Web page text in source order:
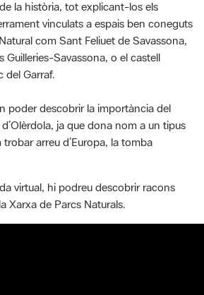
la història, tot explicant-los els
vinculats a espais ben coneguts
com Sant Feliuet de Savassona,
Guilleries-Savassona, o el castell
del Garraf.
poder descobrir la importància del
ja que dona nom a un tipus
arreu d’Europa, la tomba
virtual, hi podreu descobrir racons
Xarxa de Parcs Naturals.